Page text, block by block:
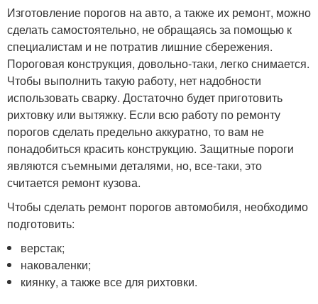
Изготовление порогов на авто, а также их ремонт, можно
сделать самостоятельно, не обращаясь за помощью к
специалистам и не потратив лишние сбережения.
Пороговая конструкция, довольно-таки, легко снимается.
Чтобы выполнить такую работу, нет надобности
использовать сварку. Достаточно будет приготовить
рихтовку или вытяжку. Если всю работу по ремонту
порогов сделать предельно аккуратно, то вам не
понадобиться красить конструкцию. Защитные пороги
являются съемными деталями, но, все-таки, это
считается ремонт кузова.
Чтобы сделать ремонт порогов автомобиля, необходимо
подготовить:
верстак;
наковаленки;
киянку, а также все для рихтовки.